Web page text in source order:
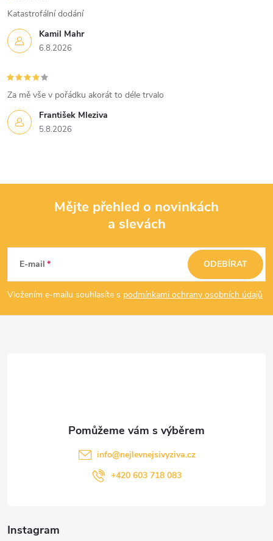
Kamil Mahr
6.8.2026
Katastrofální dodání
František Mleziva
5.8.2026
Za mě vše v pořádku akorát to déle trvalo
p
a
Mějte přehled o novinkách
a slevách
E-mail
Vložením e-mailu souhlasíte s podmínkami ochrany osobních údajů
ODEBÍRAT
Instagram
info@nejlevnejsivyziva.cz
+420 603 718 083